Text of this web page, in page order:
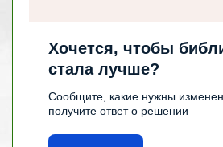
Хочется, чтобы
стала лучше?
Сообщите, какие нужны
получите ответ о решении